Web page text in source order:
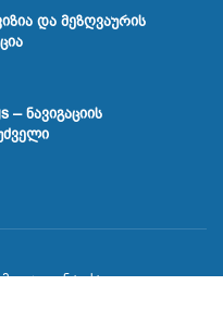
და მეზღვაურის
– ნავიგაციის
კონტაქტი